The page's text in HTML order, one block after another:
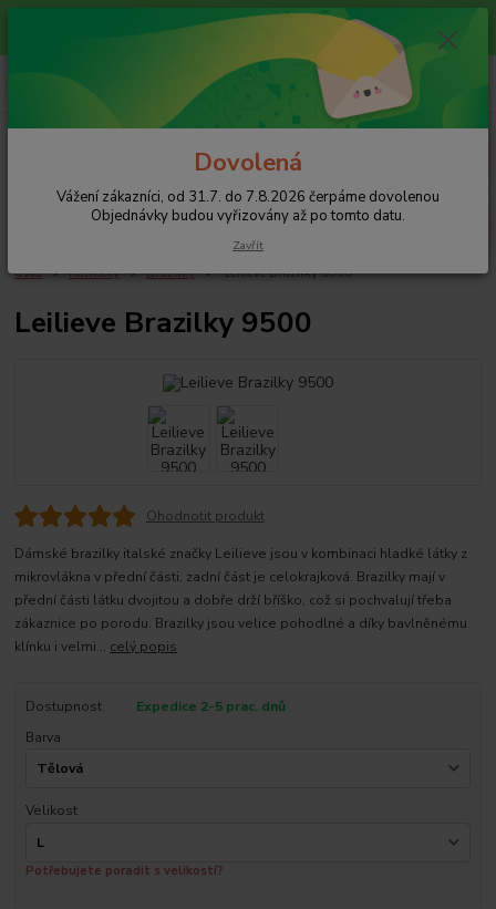
Vážení zákazníci, od 31.7. do 7.8.2026 čerpáme dovolenou
Objednávky budou vyřizovány až po tomto datu.
+420 608 754 282
pište email, pokud nezvedám tel.
Úvod Kalhotky Brazilky Leilieve Brazilky 9500
Leilieve Brazilky 9500
Ohodnotit produkt
Dámské brazilky italské značky Leilieve jsou v kombinaci hladké látky z
mikrovlákna v přední části, zadní část je celokrajková. Brazilky mají v
přední části látku dvojitou a dobře drží bříško, což si pochvalují třeba
zákaznice po porodu. Brazilky jsou velice pohodlné a díky bavlněnému
klínku i velmi... celý popis
Dostupnost
Expedice 2-5 prac. dnů
Barva
Velikost
Potřebujete poradit s velikostí?
Dovolená
Vážení zákazníci, od 31.7. do 7.8.2026 čerpáme dovolenou
Objednávky budou vyřizovány až po tomto datu.
Zavřít